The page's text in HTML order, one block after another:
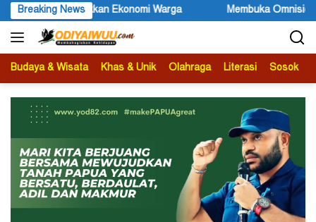
Langsung
ke
konten
Breaking News
Membuka Omnisida dalam Tubuh Negara Indonesia (2)
Budaya & Wisata Khas & Unik Olahraga Literasi Sosok